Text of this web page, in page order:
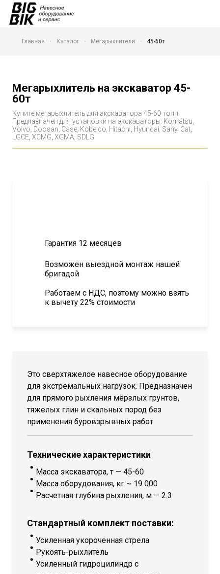
Главная Каталог Мегарыхлители 45-60т
Мегарыхлитель на экскаватор 45-
60т
Купите мегарыхлитель для экскаватора 45-60 тонн.
Предназначен для установки на экскаваторы: Komatsu,
Volvo, Doosan, Case, Kobelco, Hitachi, Hyundai, Sany, Cat,
LGCE, XCMG, XGMA, SDLG
Гарантия 12 месяцев
Возможен выездной монтаж нашей
бригадой
Работаем с НДС, поэтому можно взять
к вычету 22% стоимости
Это сверхтяжелое навесное оборудование
для экстремальных нагрузок. Предназначен
для прямого рыхления мёрзлых грунтов,
тяжелых глин и скальных пород без
применения буровзрывных работ
Технические характеристики
Масса экскаватора, т — 45-60
Масса оборудования, кг ~ 19 000
Расчетная глубина рыхления, м — 2.3
Стандартный комплект поставки:
Усиленная укороченная стрела
Рукоять-рыхлитель
Усиленный гидроцилиндр с